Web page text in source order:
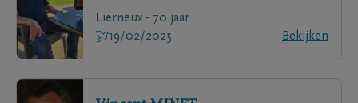
Lierneux - 70 jaar
19/02/2025
Bekijken